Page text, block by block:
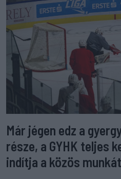
Már jégen edz a
része, a GYHK teljes
indítja a közös munkát